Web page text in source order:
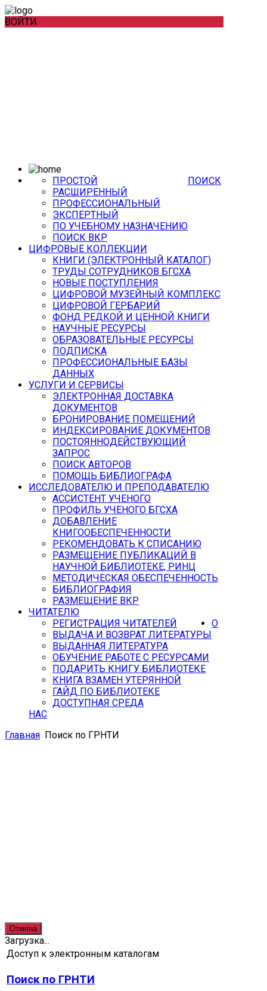
ВОЙТИ
ПОИСК
ПРОСТОЙ
РАСШИРЕННЫЙ
ПРОФЕССИОНАЛЬНЫЙ
ЭКСПЕРТНЫЙ
ПО УЧЕБНОМУ НАЗНАЧЕНИЮ
ПОИСК ВКР
ЦИФРОВЫЕ КОЛЛЕКЦИИ
КНИГИ (ЭЛЕКТРОННЫЙ КАТАЛОГ)
ТРУДЫ СОТРУДНИКОВ БГСХА
НОВЫЕ ПОСТУПЛЕНИЯ
ЦИФРОВОЙ МУЗЕЙНЫЙ КОМПЛЕКС
ЦИФРОВОЙ ГЕРБАРИЙ
ФОНД РЕДКОЙ И ЦЕННОЙ КНИГИ
НАУЧНЫЕ РЕСУРСЫ
ОБРАЗОВАТЕЛЬНЫЕ РЕСУРСЫ
ПОДПИСКА
ПРОФЕССИОНАЛЬНЫЕ БАЗЫ
ДАННЫХ
УСЛУГИ И СЕРВИСЫ
ЭЛЕКТРОННАЯ ДОСТАВКА
ДОКУМЕНТОВ
БРОНИРОВАНИЕ ПОМЕЩЕНИЙ
ИНДЕКСИРОВАНИЕ ДОКУМЕНТОВ
ПОСТОЯННОДЕЙСТВУЮЩИЙ
ЗАПРОС
ПОИСК АВТОРОВ
ПОМОЩЬ БИБЛИОГРАФА
ИССЛЕДОВАТЕЛЮ И ПРЕПОДАВАТЕЛЮ
АССИСТЕНТ УЧЕНОГО
ПРОФИЛЬ УЧЕНОГО БГСХА
ДОБАВЛЕНИЕ
КНИГООБЕСПЕЧЕННОСТИ
РЕКОМЕНДОВАТЬ К СПИСАНИЮ
РАЗМЕЩЕНИЕ ПУБЛИКАЦИЙ В
НАУЧНОЙ БИБЛИОТЕКЕ, РИНЦ
МЕТОДИЧЕСКАЯ ОБЕСПЕЧЕННОСТЬ
БИБЛИОГРАФИЯ
РАЗМЕЩЕНИЕ ВКР
ЧИТАТЕЛЮ
РЕГИСТРАЦИЯ ЧИТАТЕЛЕЙ
ВЫДАЧА И ВОЗВРАТ ЛИТЕРАТУРЫ
ВЫДАННАЯ ЛИТЕРАТУРА
ОБУЧЕНИЕ РАБОТЕ С РЕСУРСАМИ
ПОДАРИТЬ КНИГУ БИБЛИОТЕКЕ
КНИГА ВЗАМЕН УТЕРЯННОЙ
ГАЙД ПО БИБЛИОТЕКЕ
ДОСТУПНАЯ СРЕДА
О
НАС
Главная Поиск по ГРНТИ
Отмена
Загрузка...
Доступ к электронным каталогам
Поиск по ГРНТИ